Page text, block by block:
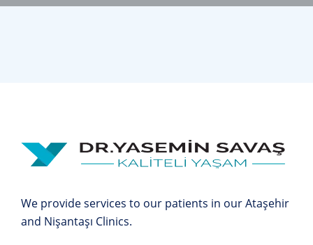
We provide services to our patients in our Ataşehir
and Nişantaşı Clinics.